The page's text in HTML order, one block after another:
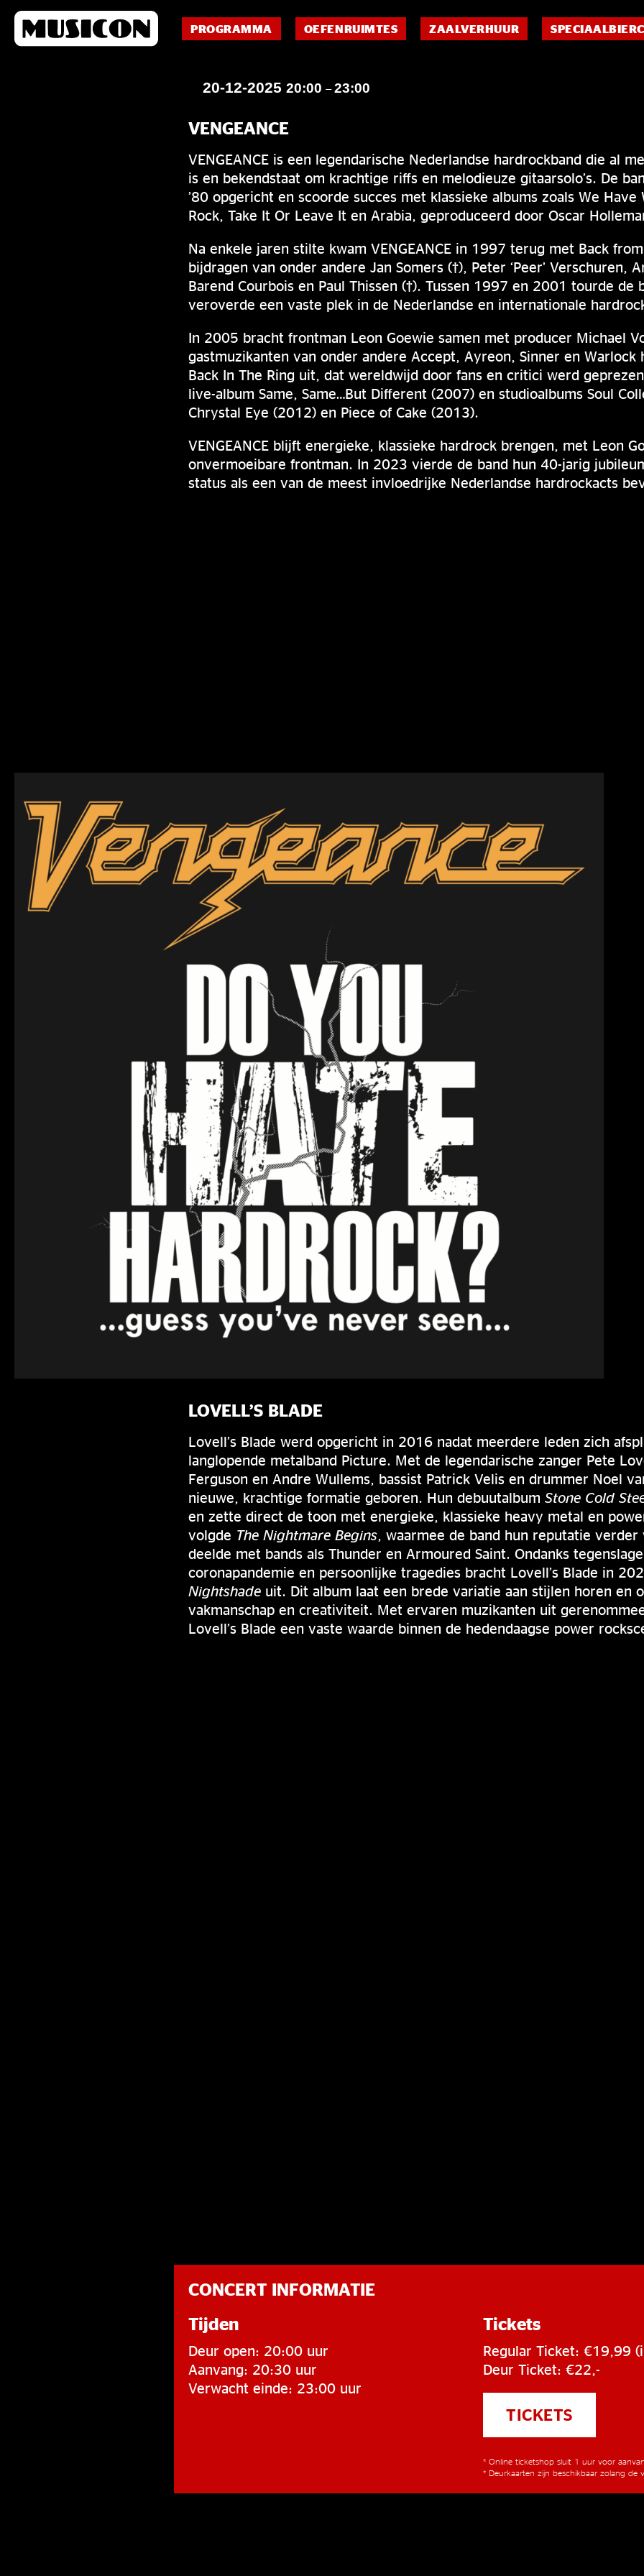
PROGRAMMA OEFENRUIMTES ZAALVERHUUR
20-12-2025 20:00 –23:00
VENGEANCE
VENGEANCE is een legendarische Nederlandse hardrockband die al
is en bekendstaat om krachtige riffs en melodieuze gitaarsolo’s. De
’80 opgericht en scoorde succes met klassieke albums zoals We Have
Rock, Take It Or Leave It en Arabia, geproduceerd door Oscar
Na enkele jaren stilte kwam VENGEANCE in 1997 terug met Back
bijdragen van onder andere Jan Somers (†), Peter ‘Peer’ Verschuren,
Barend Courbois en Paul Thissen (†). Tussen 1997 en 2001 tourde de
veroverde een vaste plek in de Nederlandse en internationale
In 2005 bracht frontman Leon Goewie samen met producer Michael
gastmuzikanten van onder andere Accept, Ayreon, Sinner en Warlock
Back In The Ring uit, dat wereldwijd door fans en critici werd
live-album Same, Same…But Different (2007) en studioalbums Soul
Chrystal Eye (2012) en Piece of Cake (2013).
VENGEANCE blijft energieke, klassieke hardrock brengen, met Leon
onvermoeibare frontman. In 2023 vierde de band hun 40-jarig
status als een van de meest invloedrijke Nederlandse hardrockacts
LOVELL’S BLADE
Lovell’s Blade werd opgericht in 2016 nadat meerdere leden zich
langlopende metalband Picture. Met de legendarische zanger Pete
Ferguson en Andre Wullems, bassist Patrick Velis en drummer Noel
nieuwe, krachtige formatie geboren. Hun debuutalbum Stone Cold
en zette direct de toon met energieke, klassieke heavy metal en
volgde The Nightmare Begins, waarmee de band hun reputatie
deelde met bands als Thunder en Armoured Saint. Ondanks
coronapandemie en persoonlijke tragedies bracht Lovell’s Blade in
Nightshade uit. Dit album laat een brede variatie aan stijlen horen en
vakmanschap en creativiteit. Met ervaren muzikanten uit
Lovell’s Blade een vaste waarde binnen de hedendaagse power
CONCERT INFORMATIE
Tijden
Deur open: 20:00 uur
Aanvang: 20:30 uur
Verwacht einde: 23:00 uur
Tickets
Regular Ticket: €19,99
Deur Ticket: €22,-
TICKETS
* Online ticketshop sluit 1 uur voor
* Deurkaarten zijn beschikbaar zolang de